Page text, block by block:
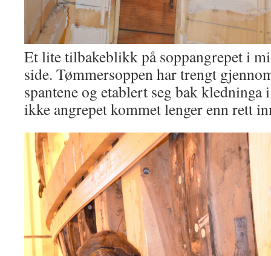
Et lite tilbakeblikk på soppangrepet i
side. Tømmersoppen har trengt
spantene og etablert seg bak
ikke angrepet kommet lenger enn rett